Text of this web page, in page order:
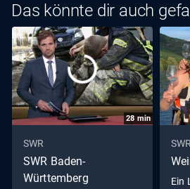
Das könnte dir auch
28min
SWR
SWR Baden-
Württemberg
SWR
Ein